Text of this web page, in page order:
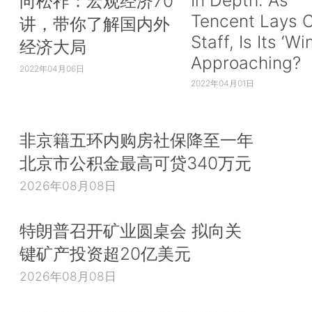
讲，带你了解国内外
经济大局
2022年04月06日
Tencent Lays
Staff, Is Its
Approaching?
2022年04月01日
非京籍五环内购房社保降至一年
北京市公积金最高可贷340万元
2026年08月08日
特朗普召开矿业圆桌会 拟向关
键矿产投资超20亿美元
2026年08月08日